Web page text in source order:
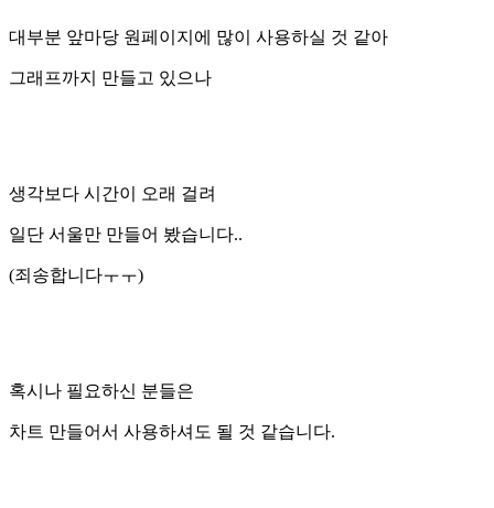
대부분 앞마당 원페이지에 많이 사용하실 것 같아
그래프까지 만들고 있으나
생각보다 시간이 오래 걸려
일단 서울만 만들어 봤습니다..
(죄송합니다ㅜㅜ)
혹시나 필요하신 분들은
차트 만들어서 사용하셔도 될 것 같습니다.